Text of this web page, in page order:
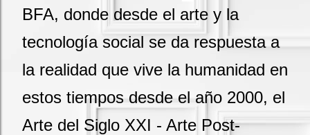
BFA, donde desde el arte y la
tecnología social se da respuesta a
la realidad que vive la humanidad en
estos tiempos desde el año 2000, el
Arte del Siglo XXI - Arte Post-